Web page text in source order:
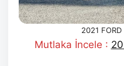
2021 FORD
Mutlaka İncele :